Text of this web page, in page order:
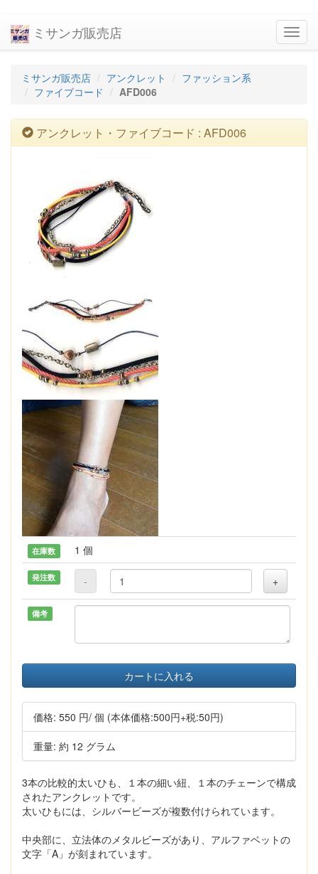
ミサンガ販売店
ミサンガ販売店 アンクレット
ファッション系
ファイブコード
AFD006
アンクレット・ファイブコード : AFD006
在庫数 1 個
発注数 - +
備考
カートに入れる
価格: 550 円/ 個 (本体価格:500円+税:50円)
重量: 約 12 グラム
3本の比較的太いひも、１本の細い紐、１本のチェーンで構成
されたアンクレットです。
太いひもには、シルバービーズが複数付けられています。
中央部に、立法体のメタルビーズがあり、アルファベットの
文字「A」が刻まれています。